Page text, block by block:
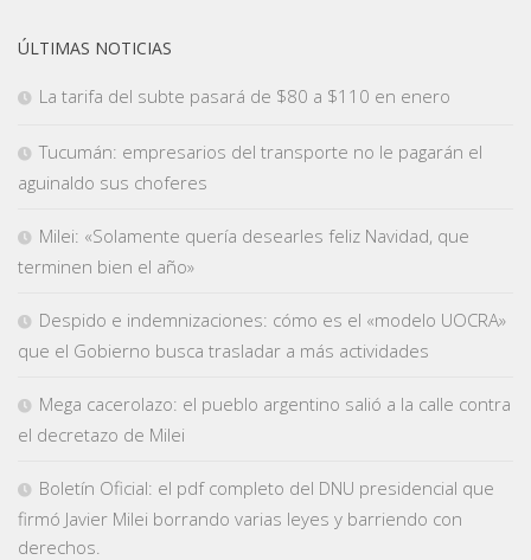
ÚLTIMAS NOTICIAS
La tarifa del subte pasará de $80 a $110 en enero
Tucumán: empresarios del transporte no le pagarán el
aguinaldo sus choferes
Milei: «Solamente quería desearles feliz Navidad, que
terminen bien el año»
Despido e indemnizaciones: cómo es el «modelo UOCRA»
que el Gobierno busca trasladar a más actividades
Mega cacerolazo: el pueblo argentino salió a la calle contra
el decretazo de Milei
Boletín Oficial: el pdf completo del DNU presidencial que
firmó Javier Milei borrando varias leyes y barriendo con
derechos.